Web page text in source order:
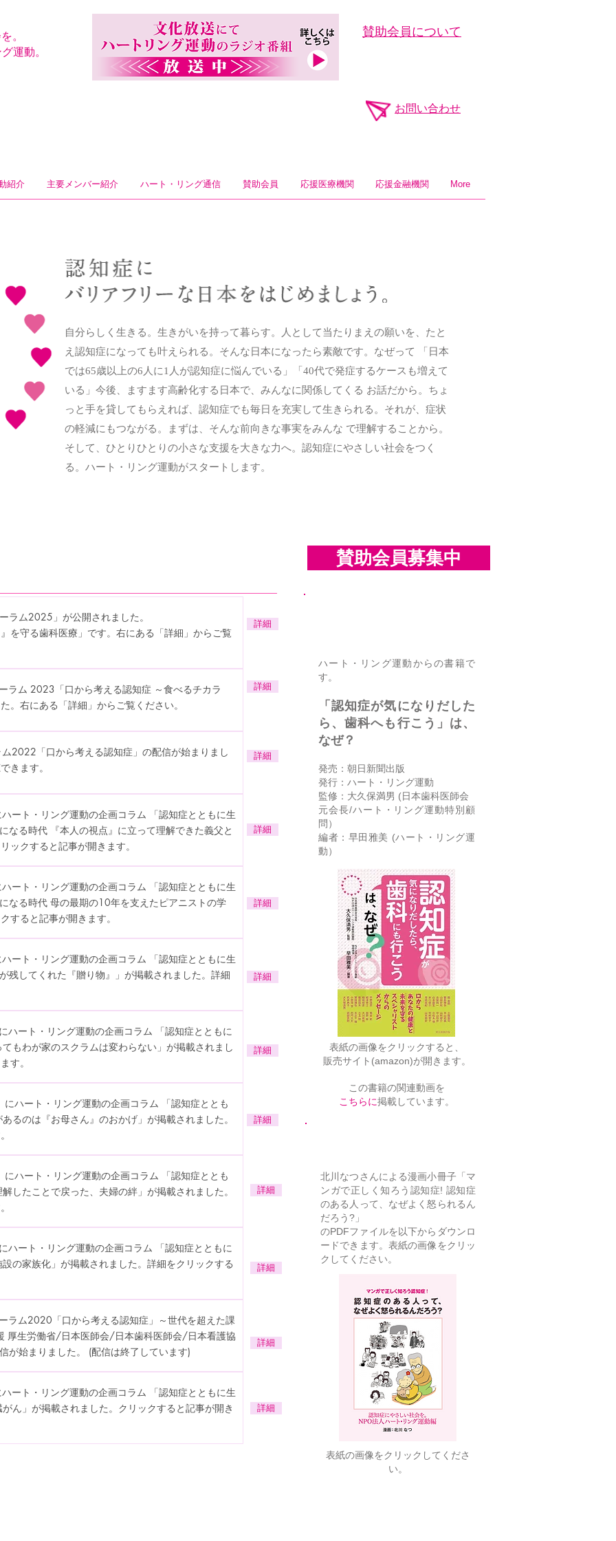
。
運動。
​賛助会員について
お問い合わせ
紹介 主要メンバー紹介 ハート・リング通信 賛助会員 応援医療機関 応援金融機関 More
自分らしく生きる。生きがいを持って暮らす。人として当たりまえの願いを、たと
え認知症になっても叶えられる。そんな日本になったら素敵です。なぜって 「日本
では65歳以上の6人に1人が認知症に悩んでいる」「40代で発症するケースも増えて
いる」今後、ますます高齢化する日本で、みんなに関係してくる お話だから。ちょ
っと手を貸してもらえれば、認知症でも毎日を充実して生きられる。それが、症状
の軽減にもつながる。まずは、そんな前向きな事実をみんな で理解することから。
そして、ひとりひとりの小さな支援を大きな力へ。認知症にやさしい社会をつく
る。ハート・リング運動がスタートします。
ム2025」が公開されました。
を守る歯科医療」です。右にある「詳細」からご覧
ム 2023「口から考える認知症 ～食べるチカラ
。右にある「詳細」からご覧ください。
2022「口から考える認知症」の配信が始まりまし
きます。
ート・リング運動の企画コラム 「認知症とともに生
なる時代 『本人の視点』に立って理解できた義父と
ックすると記事が開きます。
ート・リング運動の企画コラム 「認知症とともに生
なる時代 母の最期の10年を支えたピアニストの学
すると記事が開きます。
ート・リング運動の企画コラム 「認知症とともに生
残してくれた『贈り物』」が掲載されました。詳細
ート・リング運動の企画コラム 「認知症とともに
もわが家のスクラムは変わらない」が掲載されまし
す。
ハート・リング運動の企画コラム 「認知症ととも
るのは『お母さん』のおかげ」が掲載されました。
ハート・リング運動の企画コラム 「認知症ととも
したことで戻った、夫婦の絆」が掲載されました。
ート・リング運動の企画コラム 「認知症とともに
の家族化」が掲載されました。詳細をクリックする
ラム2020「口から考える認知症」～世代を超えた課
厚生労働省/日本医師会/日本歯科医師会/日本看護協
始まりました。 (配信は終了しています)
ート・リング運動の企画コラム 「認知症とともに生
ん」が掲載されました。クリックすると記事が開き
詳細
詳細
詳細
詳細
詳細
詳細
詳細
詳細
詳細
詳細
詳細
詳細
賛助会員募集中
ハート・リング運動からの書籍で
す。
「認知症が気になりだした
ら、歯科へも行こう」は、
なぜ？
発売：朝日新聞出版
発行：ハート・リング運動
監修：大久保満男 (日本歯科医師会
元会長/ハート・リング運動特別顧
問）
編者：早田雅美 (ハート・リング運
動）
表紙の画像をクリックすると、
販売サイト(amazon)が開きます。
​この書籍の関連動画を
こちらに掲載しています。
北川なつさんによる漫画小冊子「マ
ンガで正しく知ろう認知症! 認知症
のある人って、なぜよく怒られるん
だろう?」
のPDFファイルを以下からダウンロ
ードできます。表紙の画像をクリッ
クしてください。
表紙の画像をクリックしてくださ
い。